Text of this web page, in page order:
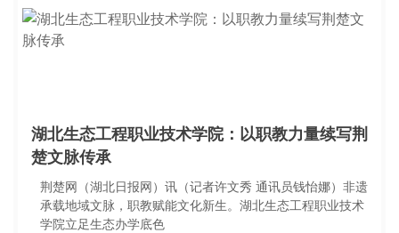
湖北生态工程职业技术学院：以职教力量续写荆
楚文脉传承
荆楚网（湖北日报网）讯（记者许文秀 通讯员钱怡娜）非遗
承载地域文脉，职教赋能文化新生。湖北生态工程职业技术
学院立足生态办学底色